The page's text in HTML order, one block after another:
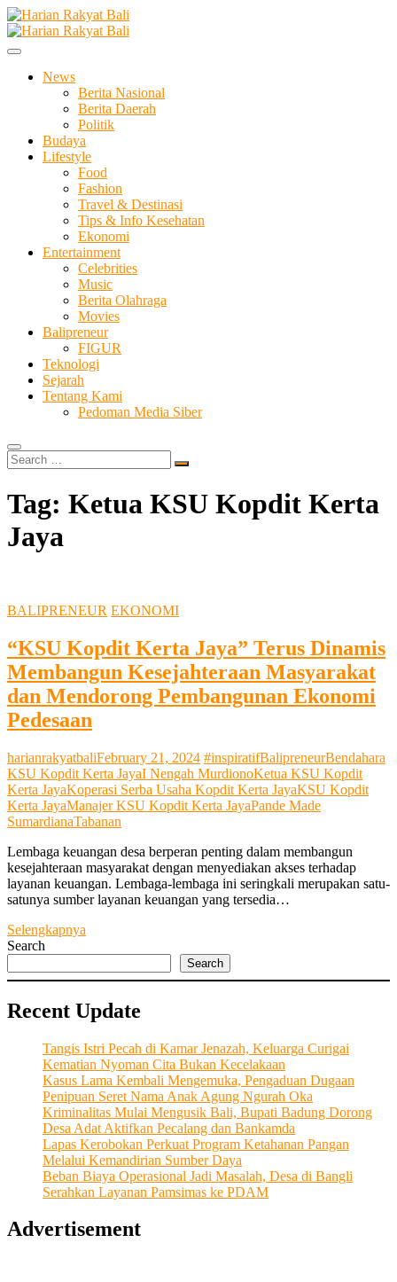
Skip
to
content
Harian Rakyat Bali
Membangun Semangat Kehidupan dan Berbangsa
News
Berita Nasional
Berita Daerah
Politik
Budaya
Lifestyle
Food
Fashion
Travel & Destinasi
Tips & Info Kesehatan
Ekonomi
Entertainment
Celebrities
Music
Berita Olahraga
Movies
Balipreneur
FIGUR
Teknologi
Sejarah
Tentang Kami
Pedoman Media Siber
Search
…
Tag: Ketua KSU Kopdit Kerta
Jaya
BALIPRENEUR EKONOMI
“KSU Kopdit Kerta Jaya” Terus Dinamis
Membangun Kesejahteraan Masyarakat
dan Mendorong Pembangunan Ekonomi
Pedesaan
harianrakyatbaliFebruary 21, 2024 #inspiratifBalipreneurBendahara
KSU Kopdit Kerta JayaI Nengah MurdionoKetua KSU Kopdit
Kerta JayaKoperasi Serba Usaha Kopdit Kerta JayaKSU Kopdit
Kerta JayaManajer KSU Kopdit Kerta JayaPande Made
SumardianaTabanan
Lembaga keuangan desa berperan penting dalam membangun
kesejahteraan masyarakat dengan menyediakan akses terhadap
layanan keuangan. Lembaga-lembaga ini seringkali merupakan satu-
satunya sumber layanan keuangan yang tersedia…
Selengkapnya
Jaya”
Dinamis
Membangun
Kesejahteraan
Masyarakat
dan
Mendorong
Pembangunan
Ekonomi
Pedesaan
Search
Search
Recent Update
Tangis Istri Pecah di Kamar Jenazah, Keluarga Curigai
Kematian Nyoman Cita Bukan Kecelakaan
Kasus Lama Kembali Mengemuka, Pengaduan Dugaan
Penipuan Seret Nama Anak Agung Ngurah Oka
Kriminalitas Mulai Mengusik Bali, Bupati Badung Dorong
Desa Adat Aktifkan Pecalang dan Bankamda
Lapas Kerobokan Perkuat Program Ketahanan Pangan
Melalui Kemandirian Sumber Daya
Beban Biaya Operasional Jadi Masalah, Desa di Bangli
Serahkan Layanan Pamsimas ke PDAM
Advertisement